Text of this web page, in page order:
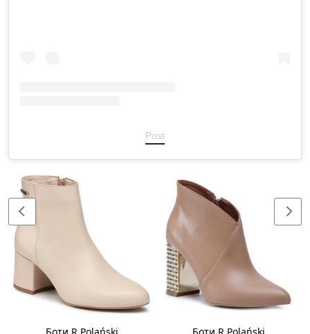
Post
Боти R.Polański Боти R.Polański